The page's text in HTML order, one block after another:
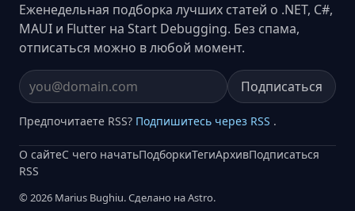
Еженедельная подборка лучших статей о .NET, C#,
MAUI и Flutter на Start Debugging. Без спама,
отписаться можно в любой момент.
Email address Подписаться
Предпочитаете RSS? Подпишитесь через RSS .
О сайтеС чего начатьПодборкиТегиАрхивПодписаться
RSS
© 2026 Marius Bughiu. Сделано на Astro.